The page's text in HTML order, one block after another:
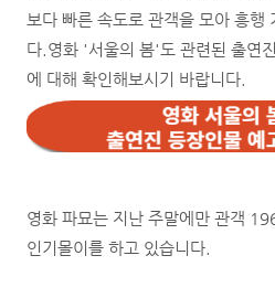
보다 빠른 속도로 관객을 모아 흥행
다.영화 '서울의 봄'도 관련된 출연
에 대해 확인해보시기 바랍니다.
영화 파묘는 지난 주말에만 관객
인기몰이를 하고 있습니다.